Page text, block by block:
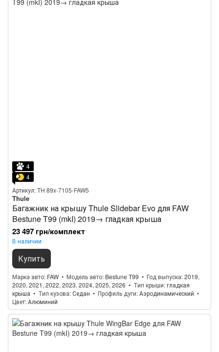
4
4
Артикул: TH 89x-7105-FAW5
Thule
Багажник на крышу Thule Slidebar Evo для FAW
Bestune T99 (mkI) 2019→ гладкая крыша
23 497 грн/комплект
В наличии
Купить
Марка авто FAW Модель авто Bestune T99 Год выпуска 2019,
2020, 2021, 2022, 2023, 2024, 2025, 2026
Тип крыши гладкая
крыша
Тип кузова Седан Профиль дуги Аэродинамический
Цвет Алюминий